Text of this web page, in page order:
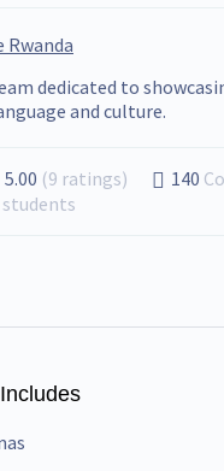
Rwanda
dedicated to
and culture.
5.00 (9 ratings) 140
students